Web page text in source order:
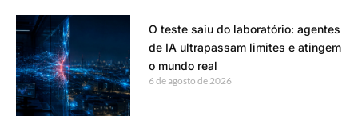
O teste saiu do laboratório: agentes
de IA ultrapassam limites e atingem
o mundo real
6 de agosto de 2026